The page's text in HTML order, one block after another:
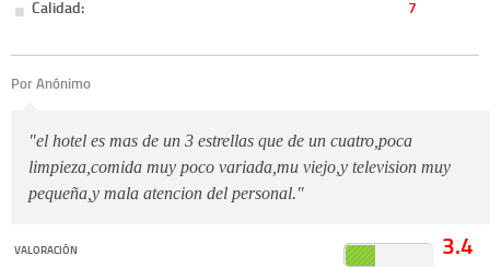
Calidad:
7
Por Anónimo
"el hotel es mas de un 3 estrellas que de un cuatro,poca
limpieza,comida muy poco variada,mu viejo,y television muy
pequeña,y mala atencion del personal."
VALORACIÓN 3.4